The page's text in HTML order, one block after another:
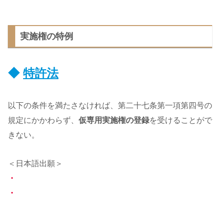
実施権の特例
◆ 特許法
以下の条件を満たさなければ、第二十七条第一項第四号の
規定にかかわらず、 仮専用実施権の登録を受けることがで
きない。
＜日本語出願＞
・
・